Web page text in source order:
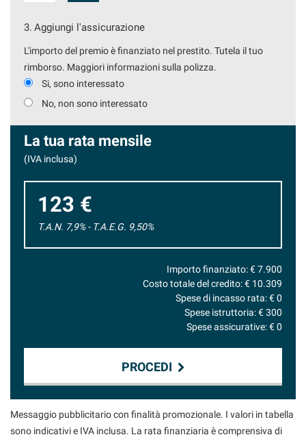
3. Aggiungi l'assicurazione
L'importo del premio è finanziato nel prestito. Tutela il tuo
rimborso. Maggiori informazioni sulla polizza.
Si, sono interessato
No, non sono interessato
La tua rata mensile
(IVA inclusa)
123 €
T.A.N. 7,9% - T.A.E.G. 9,50%
Importo finanziato: €7.900
Costo totale del credito: € 10.309
Spese di incasso rata: €0
Spese istruttoria: €300
Spese assicurative: €0
PROCEDI
Contattaci
Messaggio pubblicitario con finalità promozionale. I valori in tabella
sono indicativi e IVA inclusa. La rata finanziaria è comprensiva di